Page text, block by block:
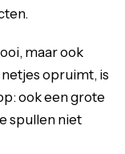
maar ook
opruimt, is
ook een grote
spullen niet